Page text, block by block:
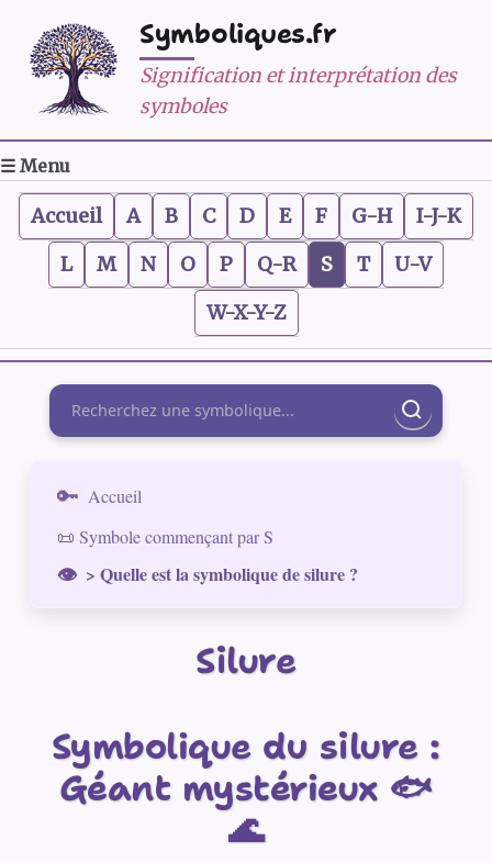
Symboliques.fr
Signification et interprétation des
symboles
☰ Menu
Accueil A B C D E F G-H
I-J-K
L
M N O P Q-R S T
U-V
W-X-Y-Z
Rechercher
Accueil
📜 Symbole commençant par S
> Quelle est la symbolique de silure ?
Silure
Symbolique du silure :
Géant mystérieux 🐟
🌊